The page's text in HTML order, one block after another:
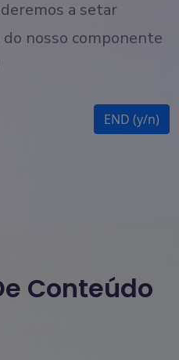
a setar
nosso componente
END (y/n)
Conteúdo